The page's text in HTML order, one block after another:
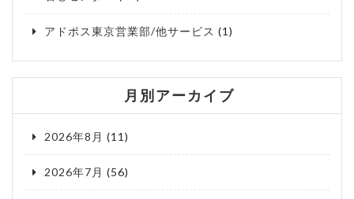
アドポス東京営業部/他サービス (1)
月別アーカイブ
2026年8月 (11)
2026年7月 (56)